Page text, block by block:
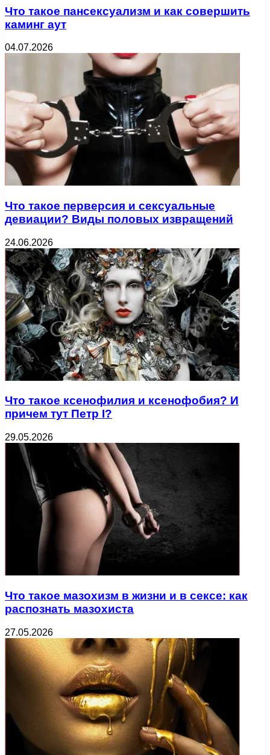
Что такое пансексуализм и как совершить
каминг аут
04.07.2026
Что такое перверсия и сексуальные
девиации? Виды половых извращений
24.06.2026
Что такое ксенофилия и ксенофобия? И
причем тут Петр I?
29.05.2026
Что такое мазохизм в жизни и в сексе: как
распознать мазохиста
27.05.2026